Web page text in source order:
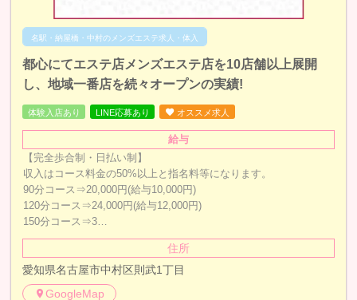
名駅・納屋橋・中村のメンズエステ求人・体入
都心にてエステ店メンズエステ店を10店舗以上展開
し、地域一番店を続々オープンの実績!
体験入店あり LINE応募あり オススメ求人
給与
【完全歩合制・日払い制】
収入はコース料金の50%以上と指名料等になります。
90分コース⇒20,000円(給与10,000円)
120分コース⇒24,000円(給与12,000円)
150分コース⇒3…
住所
愛知県名古屋市中村区則武1丁目
GoogleMap